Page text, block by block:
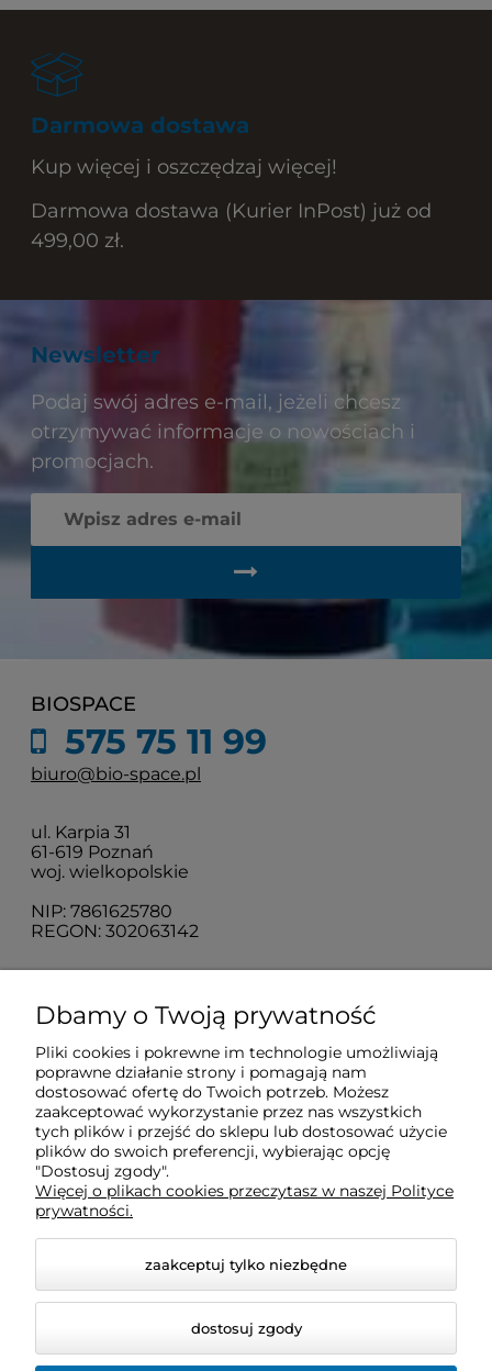
Darmowa dostawa
Kup więcej i oszczędzaj więcej!
Darmowa dostawa (Kurier InPost) już od
499,00 zł.
Newsletter
Podaj swój adres e-mail, jeżeli chcesz
otrzymywać informacje o nowościach i
promocjach.
BIOSPACE
575 75 11 99
biuro@bio-space.pl
ul. Karpia 31
61-619 Poznań
woj. wielkopolskie
NIP: 7861625780
REGON: 302063142
O nas
Obsługa klienta
Pomoc
Moje konto
Dbamy o Twoją prywatność
Pliki cookies i pokrewne im technologie umożliwiają
poprawne działanie strony i pomagają nam
dostosować ofertę do Twoich potrzeb. Możesz
zaakceptować wykorzystanie przez nas wszystkich
tych plików i przejść do sklepu lub dostosować użycie
plików do swoich preferencji, wybierając opcję
"Dostosuj zgody".
Więcej o plikach cookies przeczytasz w naszej Polityce
prywatności.
zaakceptuj tylko niezbędne
dostosuj zgody